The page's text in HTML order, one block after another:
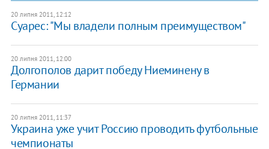
20 липня 2011, 12:12
Суарес: "Мы владели полным преимуществом"
20 липня 2011, 12:00
Долгополов дарит победу Ниеминену в
Германии
20 липня 2011, 11:37
Украина уже учит Россию проводить футбольные
чемпионаты